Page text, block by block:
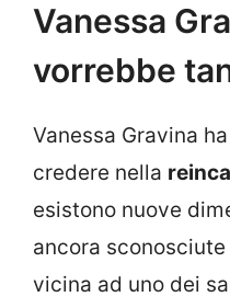
Vanessa
vorrebbe
Vanessa Gravina
credere nella
esistono nuove
ancora
vicina ad uno dei